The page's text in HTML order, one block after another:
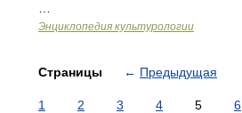
Энциклопедия культурологии
Страницы ← Предыдущая
1 2 3 4 5 6